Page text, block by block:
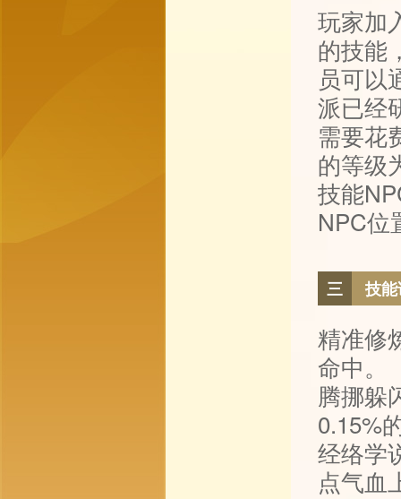
玩家加
的技能
员可以
派已经
需要花
的等级
技能
NPC位
三 技
精准修
命中。
腾挪躲
0.15%
经络学
点气血